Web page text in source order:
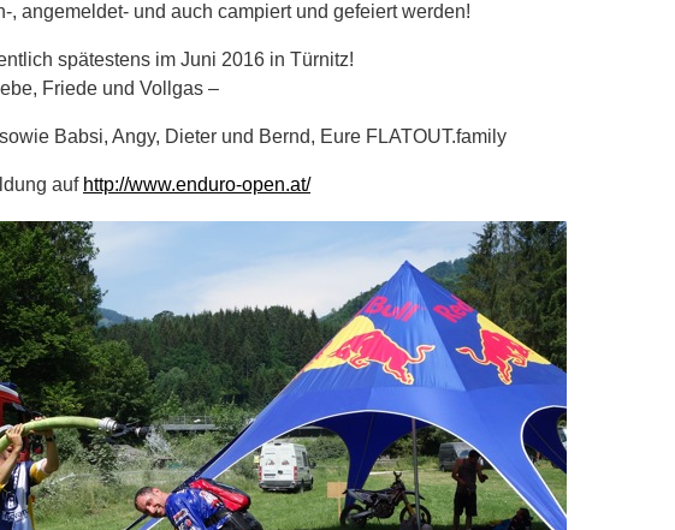
, angemeldet- und auch campiert und gefeiert werden!
spätestens im Juni 2016 in Türnitz!
Friede und Vollgas –
Babsi, Angy, Dieter und Bernd, Eure FLATOUT.family
auf http://www.enduro-open.at/